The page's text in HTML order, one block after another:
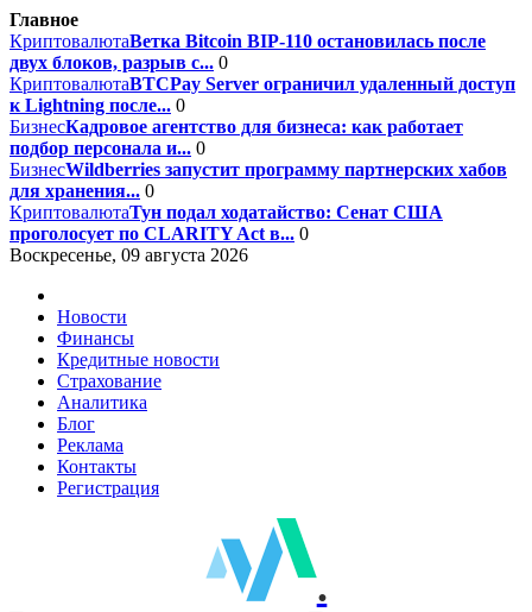
Главное
КриптовалютаВетка Bitcoin BIP-110 остановилась после
двух блоков, разрыв с... 0
КриптовалютаBTCPay Server ограничил удаленный доступ
к Lightning после... 0
БизнесКадровое агентство для бизнеса: как работает
подбор персонала и... 0
БизнесWildberries запустит программу партнерских хабов
для хранения... 0
КриптовалютаТун подал ходатайство: Сенат США
проголосует по CLARITY Act в... 0
Воскресенье, 09 августа 2026
Новости
Финансы
Кредитные новости
Страхование
Аналитика
Блог
Реклама
Контакты
Регистрация
.